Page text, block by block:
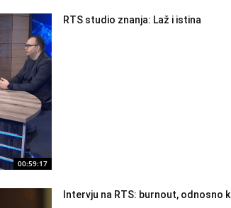
00:59:17
RTS studio znanja: Laž i istina
Intervju na RTS: burnout, odnosno